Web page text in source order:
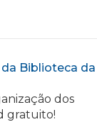
Biblioteca da
dos
gratuito!